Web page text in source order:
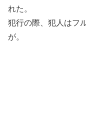
れた。
犯行の際、犯人はフ
が。